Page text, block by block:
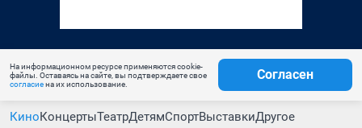
На информационном ресурсе применяются cookie-
файлы. Оставаясь на сайте, вы подтверждаете свое
согласиена их использование.
Согласен
КиноКонцертыТеатрДетямСпортВыставкиДругое